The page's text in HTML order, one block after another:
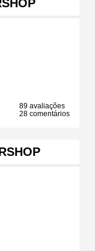
89 avaliações
28 comentários